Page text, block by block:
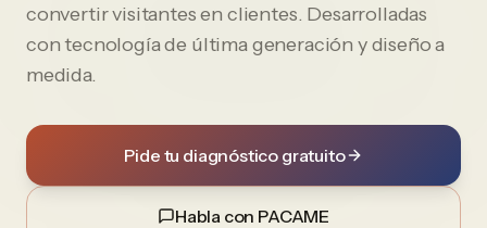
convertir visitantes en clientes. Desarrolladas
con tecnología de última generación y diseño a
medida.
Pide tu diagnóstico gratuito
Habla con PACAME